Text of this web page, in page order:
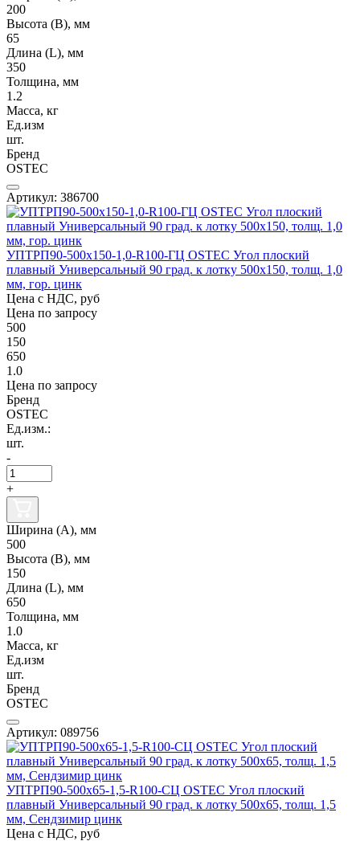
200
Высота (В), мм
65
Длина (L), мм
350
Толщина, мм
1.2
Масса, кг
Ед.изм
шт.
Бренд
OSTEC
Артикул: 386700
УПТРП90-500х150-1,0-R100-ГЦ OSTEC Угол плоский
плавный Универсальный 90 град. к лотку 500х150, толщ. 1,0
мм, гор. цинк
Цена с НДС, руб
Цена по запросу
500
150
650
1.0
Цена по запросу
Бренд
OSTEC
Ед.изм.:
шт.
-
+
Ширина (А), мм
500
Высота (В), мм
150
Длина (L), мм
650
Толщина, мм
1.0
Масса, кг
Ед.изм
шт.
Бренд
OSTEC
Артикул: 089756
УПТРП90-500х65-1,5-R100-СЦ OSTEC Угол плоский
плавный Универсальный 90 град. к лотку 500х65, толщ. 1,5
мм, Сендзимир цинк
Цена с НДС, руб